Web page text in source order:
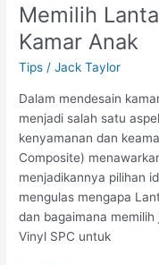
Memilih
Kamar Anak
Tips /Jack Taylor
Dalam mendesain
menjadi salah satu
kenyamanan dan
Composite)
menjadikannya pilihan
mengulas mengapa
dan bagaimana
Vinyl SPC untuk